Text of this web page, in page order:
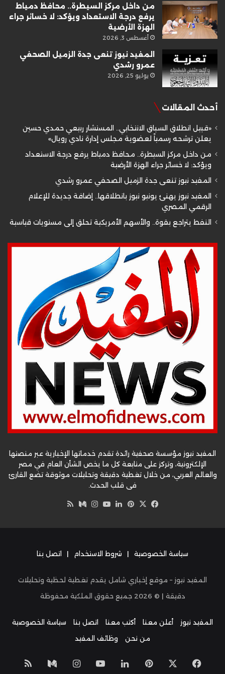
من داخل مركز السيطرة.. محافظ دمياط
يرفع درجة الاستعداد ويؤكد: لا خسائر جراء
الهزة الأرضية
أغسطس 3, 2026
المفيد نيوز تنعى جدة الزميل الصحفي
عمرو رشدي
يوليو 25, 2026
أحدث المقالات
«قبيل انطلاق السباق الانتخابي.. المستشار ربيعي حمدي حسين
يعلن ترشحه رسمياً لعضوية مجلس إدارة نادي رويال»
من داخل مركز السيطرة.. محافظ دمياط يرفع درجة الاستعداد
ويؤكد: لا خسائر جراء الهزة الأرضية
المفيد نيوز تنعى جدة الزميل الصحفي عمرو رشدي
المفيد نيوز يهنئ يونيو نيوز بانطلاقها.. إضافة جديدة للإعلام
الرقمي المصري
النفط يتراجع بقوة.. والأسهم الأمريكية تحلق إلى مستويات قياسية
المفيد نيوز مؤسسة صحفية رائدة تقدم خدماتها الإخبارية عبر منصتها
الإلكترونية، وتركز على متابعة كل ما يخص الشأن العام في مصر
والعالم العربي، من خلال تغطية دقيقة وتحليلات موثوقة تضع القارئ
في قلب الحدث.
فيسبوك
‫X بينتيريست
لينكدإن‫YouTube
انستقرام
وسط
سياسة الخصوصية | شروط الاستخدام | اتصل بنا
المفيد نيوز – موقع إخباري شامل يقدم تغطية لحظية وتحليلات
دقيقة | © 2026 جميع حقوق الملكية محفوظة
المفيد نيوز أعلن معنا أكتب معنا اتصل بنا
سياسة الخصوصية
من نحن
وظائف المفيد
فيسبوك بينتيريست
لينكدإن‫YouTube
انستقراموسط